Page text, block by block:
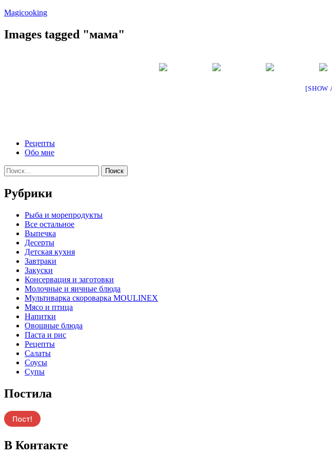
Перейти
содержимому
Magicooking
Images tagged "мама"
[SHOW
Рецепты
Обо мне
Найти:
Рубрики
Pыба и морепродукты
Все остальное
Выпечка
Десерты
Детская кухня
Завтраки
Закуски
Консервация и заготовки
Молочные и яичные блюда
Мультиварка скороварка MOULINEX
Мясо и птица
Напитки
Овощные блюда
Паста и рис
Рецепты
Салаты
Соусы
Супы
Постила
В Контакте